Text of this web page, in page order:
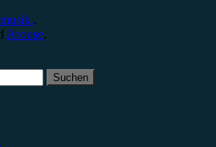
.
Arouse.